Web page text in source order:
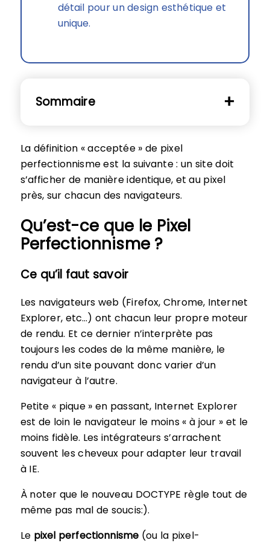
détail pour un design esthétique et
unique.
Sommaire
La définition « acceptée » de pixel
perfectionnisme est la suivante : un site doit
s’afficher de manière identique, et au pixel
près, sur chacun des navigateurs.
Qu’est-ce que le Pixel
Perfectionnisme ?
Ce qu’il faut savoir
Les navigateurs web (Firefox, Chrome, Internet
Explorer, etc…) ont chacun leur propre moteur
de rendu. Et ce dernier n’interprète pas
toujours les codes de la même manière, le
rendu d’un site pouvant donc varier d’un
navigateur à l’autre.
Petite « pique » en passant, Internet Explorer
est de loin le navigateur le moins « à jour » et le
moins fidèle. Les intégrateurs s’arrachent
souvent les cheveux pour adapter leur travail
à IE.
À noter que le nouveau DOCTYPE règle tout de
même pas mal de soucis:).
Le pixel perfectionnisme (ou la pixel-